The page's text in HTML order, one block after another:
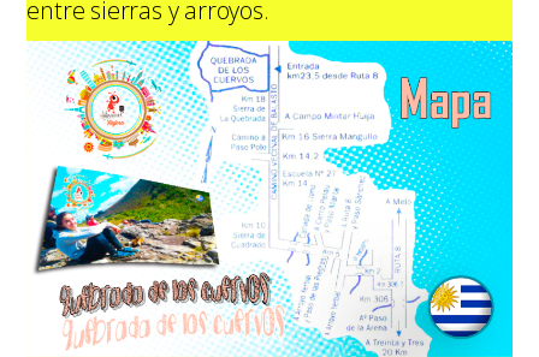
entre sierras y arroyos.